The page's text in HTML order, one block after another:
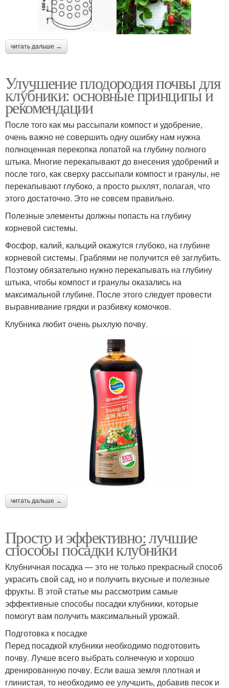
читать дальше →
Улучшение плодородия почвы для
клубники: основные принципы и
рекомендации
После того как мы рассыпали компост и удобрение,
очень важно не совершить одну ошибку нам нужна
полноценная перекопка лопатой на глубину полного
штыка. Многие перекапывают до внесения удобрений и
после того, как сверху рассыпали компост и гранулы, не
перекапывают глубоко, а просто рыхлят, полагая, что
этого достаточно. Это не совсем правильно.
Полезные элементы должны попасть на глубину
корневой системы.
Фосфор, калий, кальций окажутся глубоко, на глубине
корневой системы. Граблями не получится её заглубить.
Поэтому обязательно нужно перекапывать на глубину
штыка, чтобы компост и гранулы оказались на
максимальной глубине. После этого следует провести
выравнивание грядки и разбивку комочков.
Клубника любит очень рыхлую почву.
читать дальше →
Просто и эффективно: лучшие
способы посадки клубники
Клубничная посадка — это не только прекрасный способ
украсить свой сад, но и получить вкусные и полезные
фрукты. В этой статье мы рассмотрим самые
эффективные способы посадки клубники, которые
помогут вам получить максимальный урожай.
Подготовка к посадке
Перед посадкой клубники необходимо подготовить
почву. Лучше всего выбрать солнечную и хорошо
дренированную почву. Если ваша земля плотная и
глинистая, то необходимо ее улучшить, добавив песок и